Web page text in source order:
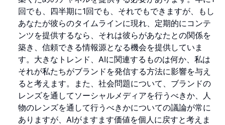
回でも、四半期に1回でも、それでもできますが、もし
あなたが彼らのタイムラインに現れ、定期的にコンテ
ンツを提供するなら、それは彼らがあなたとの関係を
築き、信頼できる情報源となる機会を提供していま
す。大きなトレンド、AIに関連するものは何か、私は
それが私たちがブランドを発信する方法に影響を与え
ると考えます。また、社会問題について、ブランドの
レンズを通してソーシャルメディアを行うべきか、人
物のレンズを通して行うべきかについての議論が常に
ありますが、AIがますます価値を個人に戻すと考えま